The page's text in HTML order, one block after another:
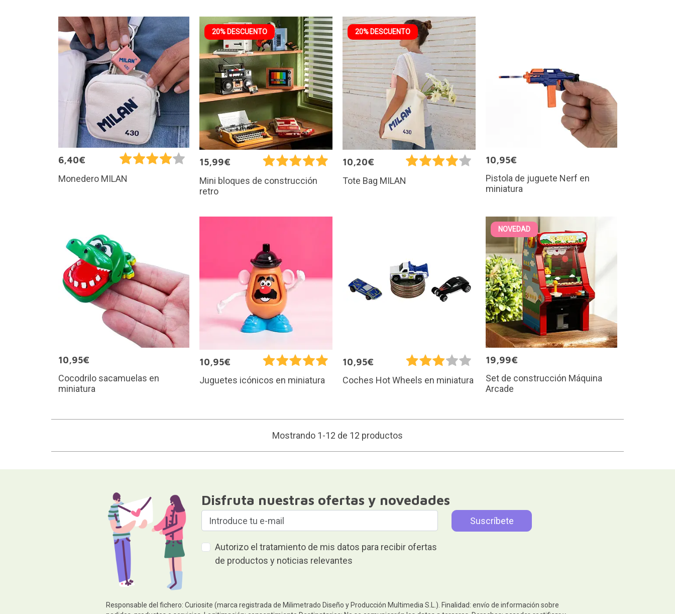
6,40€
Monedero MILAN
20% DESCUENTO
15,99€
Mini bloques de construcción
retro
20% DESCUENTO
10,20€
Tote Bag MILAN
10,95€
Pistola de juguete Nerf en
miniatura
10,95€
Cocodrilo sacamuelas en
miniatura
10,95€
Juguetes icónicos en miniatura
10,95€
Coches Hot Wheels en miniatura
NOVEDAD
19,99€
Set de construcción Máquina
Arcade
Mostrando 1-12 de 12 productos
Disfruta nuestras ofertas y novedades
Autorizo el tratamiento de mis datos para recibir ofertas
de productos y noticias relevantes
Responsable del fichero: Curiosite (marca registrada de Milimetrado Diseño y Producción Multimedia S.L.). Finalidad: envío de información sobre